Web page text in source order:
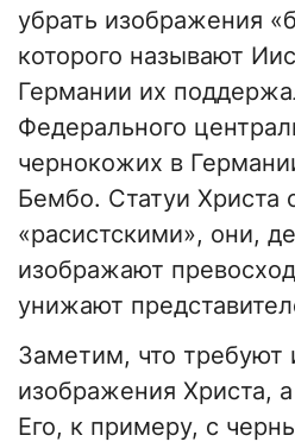
убрать изображения
которого называют
Германии их
Федерального
чернокожих в
Бембо. Статуи Христа
«расистскими», они,
изображают
унижают
Заметим, что требуют
изображения Христа,
Его, к примеру, с